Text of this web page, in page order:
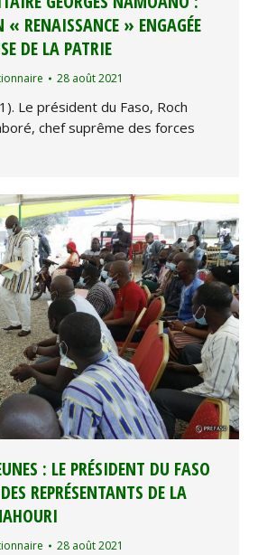
RENAISSANCE » ENGAGÉE
DE LA PATRIE
28 août 2021
Le président du Faso, Roch
chef suprême des forces
: LE PRÉSIDENT DU FASO
REPRÉSENTANTS DE LA
28 août 2021